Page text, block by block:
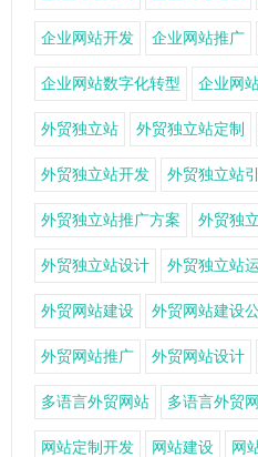
企业网站开发 企业网站推广
企业网站数字化转型 企业网
外贸独立站 外贸独立站定制
外贸独立站开发 外贸独立站
外贸独立站推广方案 外贸独
外贸独立站设计 外贸独立站
外贸网站建设 外贸网站建设
外贸网站推广 外贸网站设计
多语言外贸网站 多语言外贸
网站定制开发 网站建设 网